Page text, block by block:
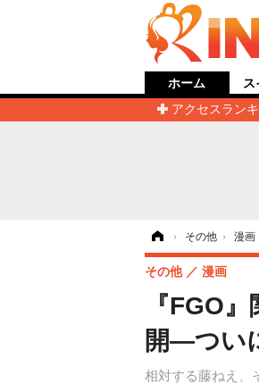
ホーム
アクセスラン
› その他 › 漫画
『FGO
開―つい
相対する藤ねえ、
その他 漫画